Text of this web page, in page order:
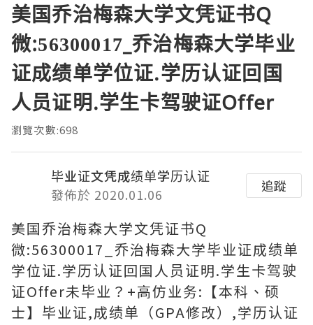
美国乔治梅森大学文凭证书Q
微:56300017_乔治梅森大学毕业
证成绩单学位证.学历认证回国
人员证明.学生卡驾驶证Offer
瀏覽次數:698
毕业证文凭成绩单学历认证
發佈於 2020.01.06
追蹤
美国乔治梅森大学文凭证书Q
微:56300017_乔治梅森大学毕业证成绩单
学位证.学历认证回国人员证明.学生卡驾驶
证Offer未毕业？+高仿业务:【本科、硕
士】毕业证,成绩单（GPA修改）,学历认证